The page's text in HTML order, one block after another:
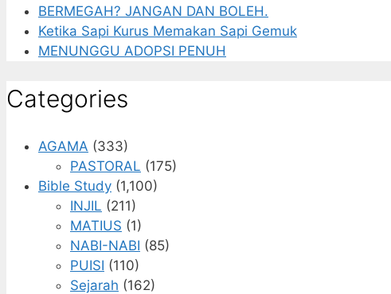
BERMEGAH? JANGAN DAN BOLEH.
Ketika Sapi Kurus Memakan Sapi Gemuk
MENUNGGU ADOPSI PENUH
Categories
AGAMA (333)
PASTORAL (175)
Bible Study (1,100)
INJIL (211)
MATIUS (1)
NABI-NABI (85)
PUISI (110)
Sejarah (162)